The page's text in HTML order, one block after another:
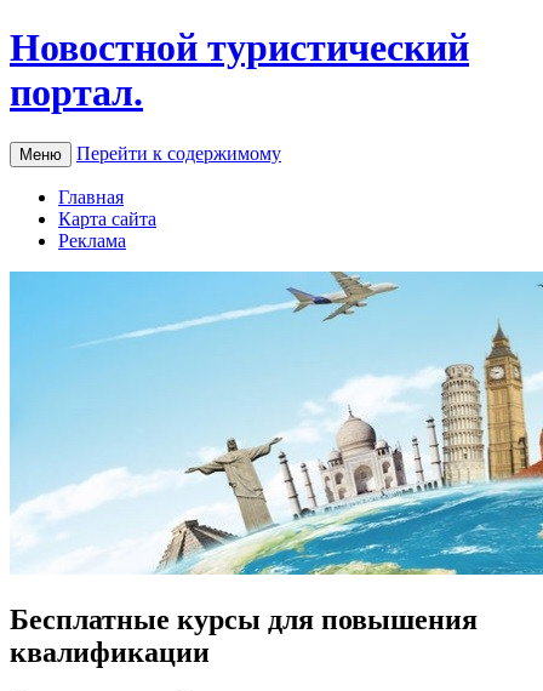
Новостной туристический
портал.
Меню Перейти к содержимому
Главная
Карта сайта
Реклама
Бесплатные курсы для повышения
квалификации